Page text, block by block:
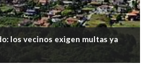
los vecinos exigen multas ya